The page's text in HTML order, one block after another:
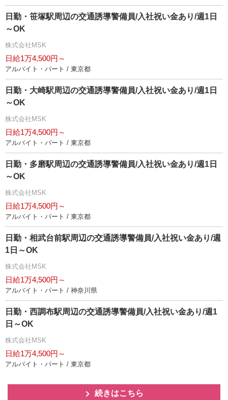
日勤・笹塚駅周辺の交通誘導警備員/入社祝い金あり/週1日
～OK
株式会社MSK
日給1万4,500円～
アルバイト・パート / 東京都
日勤・大崎駅周辺の交通誘導警備員/入社祝い金あり/週1日
～OK
株式会社MSK
日給1万4,500円～
アルバイト・パート / 東京都
日勤・多磨駅周辺の交通誘導警備員/入社祝い金あり/週1日
～OK
株式会社MSK
日給1万4,500円～
アルバイト・パート / 東京都
日勤・相武台前駅周辺の交通誘導警備員/入社祝い金あり/週
1日～OK
株式会社MSK
日給1万4,500円～
アルバイト・パート / 神奈川県
日勤・西調布駅周辺の交通誘導警備員/入社祝い金あり/週1
日～OK
株式会社MSK
日給1万4,500円～
アルバイト・パート / 東京都
続きはこちら